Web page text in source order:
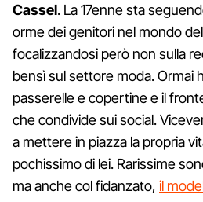
Cassel. La 17enne sta
orme dei genitori nel mondo
focalizzandosi però non sulla
bensì sul settore moda. Ormai
passerelle e copertine e il
che condivide sui social.
a mettere in piazza la propria
pochissimo di lei. Rarissime
ma anche col fidanzato, il